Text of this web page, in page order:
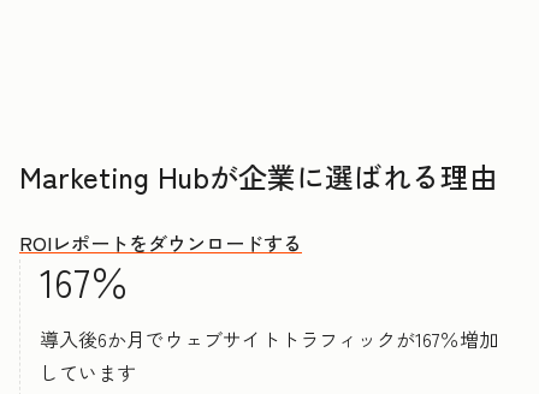
Marketing Hubが企業に選ばれる理由
ROIレポートをダウンロードする
167％
導入後6か月でウェブサイトトラフィックが167％増加
しています